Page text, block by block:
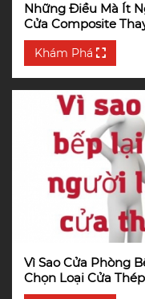
Những Điều Mà Ít
Cửa Composite
Khám Phá
Vì Sao Cửa Phòng Bếp Lại Được Nhiều Người Lựa
Chọn Loại Cửa